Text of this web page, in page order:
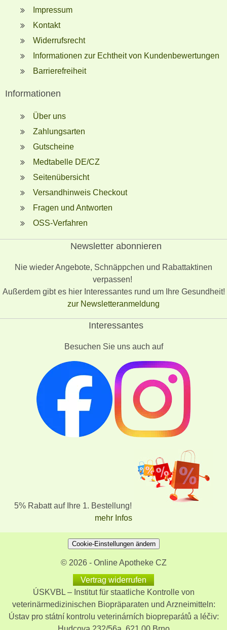
Impressum
Kontakt
Widerrufsrecht
Informationen zur Echtheit von Kundenbewertungen
Barrierefreiheit
Informationen
Über uns
Zahlungsarten
Gutscheine
Medtabelle DE/CZ
Seitenübersicht
Versandhinweis Checkout
Fragen und Antworten
OSS-Verfahren
Newsletter abonnieren
Nie wieder Angebote, Schnäppchen und Rabattaktinen
verpassen!
Außerdem gibt es hier Interessantes rund um Ihre Gesundheit!
zur Newsletteranmeldung
Interessantes
Besuchen Sie uns auch auf
5% Rabatt auf Ihre 1. Bestellung!
mehr Infos
Cookie-Einstellungen ändern
© 2026 - Online Apotheke CZ
Vertrag widerrufen
ÚSKVBL – Institut für staatliche Kontrolle von
veterinärmedizinischen Biopräparaten und Arzneimitteln:
Ústav pro státní kontrolu veterinárních biopreparátů a léčiv: